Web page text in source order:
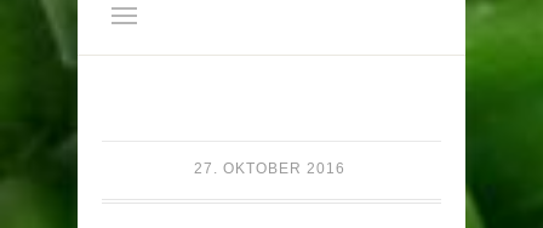
27. OKTOBER 2016